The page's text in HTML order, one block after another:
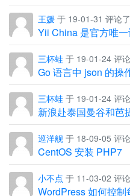
王媛 于 19-01-31 评论了
Yii China 是官方唯
三杯蛙 于 19-01-24 评
Go 语言中 json 的操
三杯蛙 于 19-01-24 评
新浪赴泰国曼谷和芭
巡洋舰 于 18-09-05 评
CentOS 安装 PHP7
小不点 于 11-03-02 评
WordPress 如何控